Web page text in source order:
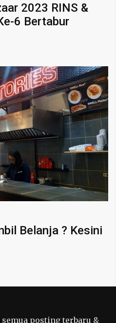
2023 RINS &
6 Bertabur
Belanja ? Kesini
posting terbaru &